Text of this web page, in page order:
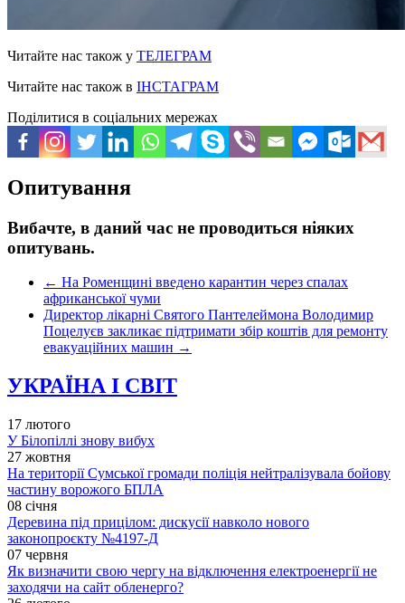
Читайте нас також у ТЕЛЕГРАМ
Читайте нас також в ІНСТАГРАМ
Поділитися в соціальних мережах
Опитування
Вибачте, в даний час не проводиться ніяких
опитувань.
← На Роменщині введено карантин через спалах
африканської чуми
Директор лікарні Святого Пантелеймона Володимир
Поцелуєв закликає підтримати збір коштів для ремонту
евакуаційних машин →
УКРАЇНА І СВІТ
17 лютого
У Білопіллі знову вибух
27 жовтня
На території Сумської громади поліція нейтралізувала бойову
частину ворожого БПЛА
08 січня
Деревина під прицілом: дискусії навколо нового
законопроєкту №4197-Д
07 червня
Як визначити свою чергу на відключення електроенергії не
заходячи на сайт обленерго?